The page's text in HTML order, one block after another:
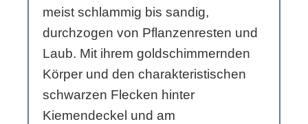
meist schlammig bis sandig,
durchzogen von Pflanzenresten und
Laub. Mit ihrem goldschimmernden
Körper und den charakteristischen
schwarzen Flecken hinter
Kiemendeckel und am